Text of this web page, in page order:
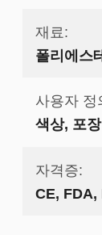
재료:
폴리에스
사용자 정
색상, 포
자격증:
CE, FDA,